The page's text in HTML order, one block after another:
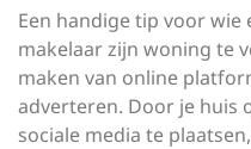
Een handige tip voor
makelaar zijn woning te
maken van online
adverteren. Door je huis
sociale media te